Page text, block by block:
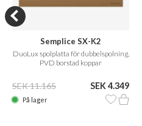
Semplice SX-K2
DuoLux spolplatta för dubbelspolning,
PVD borstad koppar
SEK 11.165 SEK 4.349
På lager